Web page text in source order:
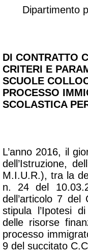
Dipartimento
DI CONTRATTO
CRITERI E
SCUOLE
PROCESSO
SCOLASTICA
L’anno 2016, il
dell’Istruzione,
M.I.U.R.), tra la
n. 24 del
dell’articolo 7
stipula l’Ipotesi
delle risorse
processo
9 del succitato